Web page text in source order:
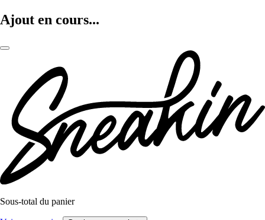
Ajout en cours...
Sous-total du panier